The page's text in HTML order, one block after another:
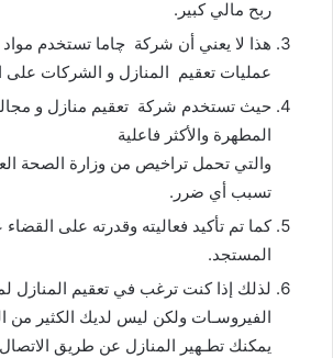
ربح مالي كبير.
هذا لا يعني أن شركة چاما تستخدم
عمليات تعقيم المنازل و الشركات على
حيث تستخدم شركة تعقيم منازل و
المطهرة والأكثر فاعلية
والتي تحمل تراخيص من وزارة الصحة
تسبب أي ضرر.
كما تم تأكيد فعاليته وقدرته على
المستجد.
لذلك إذا كنت ترغب في تعقيم المنازل
الفيروسـات ولكن ليس لديك الكثير من
يمكنك تطـهير المنازل عن طريق